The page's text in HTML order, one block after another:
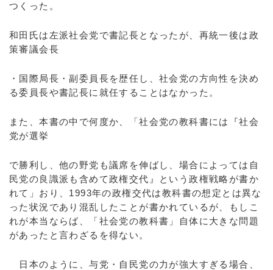
つくった。
和田氏は左派社会党で書記長となったが、再統一後は政
策審議会長
・国際局長・副委員長を歴任し、社会党の方向性を決め
る委員長や書記長に就任することはなかった。
また、本書の中で何度か、「社会党の教科書には『社会
党が選挙
で勝利し、他の野党も議席を伸ばし、場合によっては自
民党の良識派も含めて政権交代』という政権戦略が書か
れて」おり、1993年の政権交代は教科書の想定とは異な
った状況であり混乱したことが書かれているが、もしこ
れが本当ならば、「社会党の教科書」自体に大きな問題
があったと言わざるを得ない。
日本のように、与党・自民党の力が強大すぎる場合、